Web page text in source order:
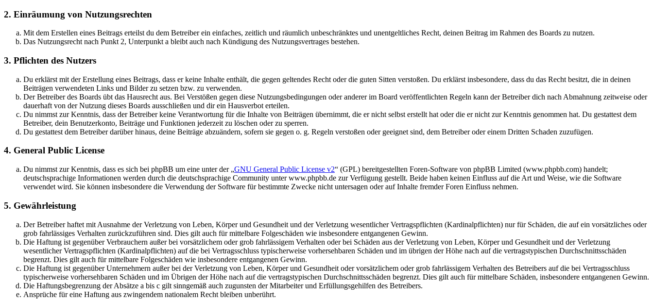
2. Einräumung von Nutzungsrechten
Mit dem Erstellen eines Beitrags erteilst du dem Betreiber ein einfaches, zeitlich und räumlich unbeschränktes und unentgeltliches Recht, deinen Beitrag im Rahmen des Boards zu nutzen.
Das Nutzungsrecht nach Punkt 2, Unterpunkt a bleibt auch nach Kündigung des Nutzungsvertrages bestehen.
3. Pflichten des Nutzers
Du erklärst mit der Erstellung eines Beitrags, dass er keine Inhalte enthält, die gegen geltendes Recht oder die guten Sitten verstoßen. Du erklärst insbesondere, dass du das Recht besitzt, die in deinen
Beiträgen verwendeten Links und Bilder zu setzen bzw. zu verwenden.
Der Betreiber des Boards übt das Hausrecht aus. Bei Verstößen gegen diese Nutzungsbedingungen oder anderer im Board veröffentlichten Regeln kann der Betreiber dich nach Abmahnung zeitweise oder
dauerhaft von der Nutzung dieses Boards ausschließen und dir ein Hausverbot erteilen.
Du nimmst zur Kenntnis, dass der Betreiber keine Verantwortung für die Inhalte von Beiträgen übernimmt, die er nicht selbst erstellt hat oder die er nicht zur Kenntnis genommen hat. Du gestattest dem
Betreiber, dein Benutzerkonto, Beiträge und Funktionen jederzeit zu löschen oder zu sperren.
Du gestattest dem Betreiber darüber hinaus, deine Beiträge abzuändern, sofern sie gegen o. g. Regeln verstoßen oder geeignet sind, dem Betreiber oder einem Dritten Schaden zuzufügen.
4. General Public License
Du nimmst zur Kenntnis, dass es sich bei phpBB um eine unter der „GNU General Public License v2“ (GPL) bereitgestellten Foren-Software von phpBB Limited (www.phpbb.com) handelt;
deutschsprachige Informationen werden durch die deutschsprachige Community unter www.phpbb.de zur Verfügung gestellt. Beide haben keinen Einfluss auf die Art und Weise, wie die Software
verwendet wird. Sie können insbesondere die Verwendung der Software für bestimmte Zwecke nicht untersagen oder auf Inhalte fremder Foren Einfluss nehmen.
5. Gewährleistung
Der Betreiber haftet mit Ausnahme der Verletzung von Leben, Körper und Gesundheit und der Verletzung wesentlicher Vertragspflichten (Kardinalpflichten) nur für Schäden, die auf ein vorsätzliches oder
grob fahrlässiges Verhalten zurückzuführen sind. Dies gilt auch für mittelbare Folgeschäden wie insbesondere entgangenen Gewinn.
Die Haftung ist gegenüber Verbrauchern außer bei vorsätzlichem oder grob fahrlässigem Verhalten oder bei Schäden aus der Verletzung von Leben, Körper und Gesundheit und der Verletzung
wesentlicher Vertragspflichten (Kardinalpflichten) auf die bei Vertragsschluss typischerweise vorhersehbaren Schäden und im übrigen der Höhe nach auf die vertragstypischen Durchschnittsschäden
begrenzt. Dies gilt auch für mittelbare Folgeschäden wie insbesondere entgangenen Gewinn.
Die Haftung ist gegenüber Unternehmern außer bei der Verletzung von Leben, Körper und Gesundheit oder vorsätzlichem oder grob fahrlässigem Verhalten des Betreibers auf die bei Vertragsschluss
typischerweise vorhersehbaren Schäden und im Übrigen der Höhe nach auf die vertragstypischen Durchschnittsschäden begrenzt. Dies gilt auch für mittelbare Schäden, insbesondere entgangenen Gewinn.
Die Haftungsbegrenzung der Absätze a bis c gilt sinngemäß auch zugunsten der Mitarbeiter und Erfüllungsgehilfen des Betreibers.
Ansprüche für eine Haftung aus zwingendem nationalem Recht bleiben unberührt.